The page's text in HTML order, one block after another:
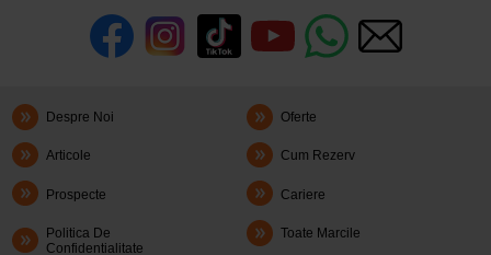
Despre Noi Oferte
Articole Cum Rezerv
Prospecte Cariere
Politica De
Confidentialitate
Toate Marcile